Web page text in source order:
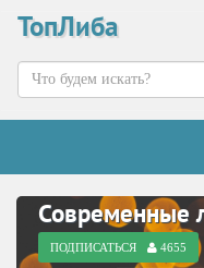
ТопЛиба
Современные
ПОДПИСАТЬСЯ 4655